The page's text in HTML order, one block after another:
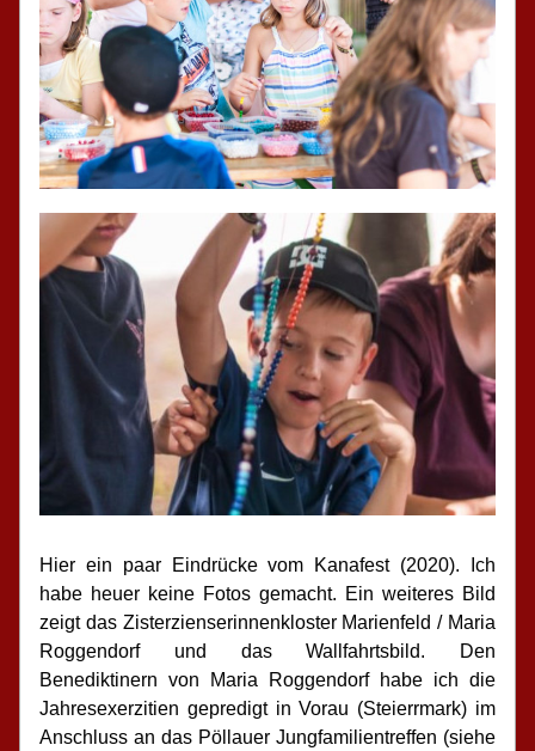
Hier ein paar Eindrücke vom Kanafest (2020). Ich
habe heuer keine Fotos gemacht. Ein weiteres Bild
zeigt das Zisterzienserinnenkloster Marienfeld / Maria
Roggendorf und das Wallfahrtsbild. Den
Benediktinern von Maria Roggendorf habe ich die
Jahresexerzitien gepredigt in Vorau (Steierrmark) im
Anschluss an das Pöllauer Jungfamilientreffen (siehe